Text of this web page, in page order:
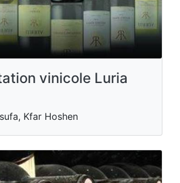
vinicole Luria
Kfar Hoshen